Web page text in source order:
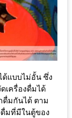
ด้แบบไม่อั้น ซึ่ง
เครื่องดื่มได้
ดื่มกันได้ ตาม
ดื่มที่มีในตู้ของ